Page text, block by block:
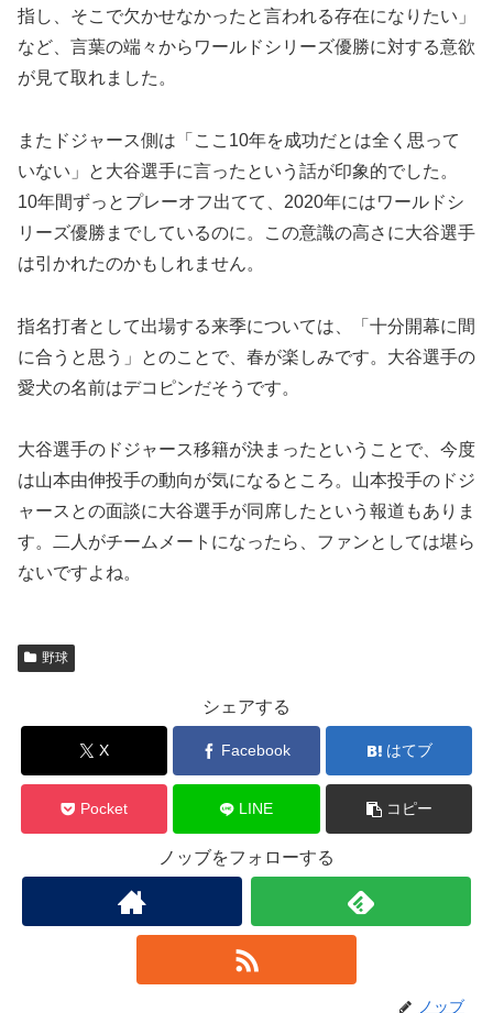
指し、そこで欠かせなかったと言われる存在になりたい」
など、言葉の端々からワールドシリーズ優勝に対する意欲
が見て取れました。
またドジャース側は「ここ10年を成功だとは全く思って
いない」と大谷選手に言ったという話が印象的でした。
10年間ずっとプレーオフ出てて、2020年にはワールドシ
リーズ優勝までしているのに。この意識の高さに大谷選手
は引かれたのかもしれません。
指名打者として出場する来季については、「十分開幕に間
に合うと思う」とのことで、春が楽しみです。大谷選手の
愛犬の名前はデコピンだそうです。
大谷選手のドジャース移籍が決まったということで、今度
は山本由伸投手の動向が気になるところ。山本投手のドジ
ャースとの面談に大谷選手が同席したという報道もありま
す。二人がチームメートになったら、ファンとしては堪ら
ないですよね。
野球
シェアする
X Facebook はてブ
Pocket LINE コピー
ノッブをフォローする
ノッブ